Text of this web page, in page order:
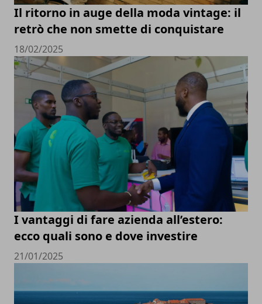
Il ritorno in auge della moda vintage: il
retrò che non smette di conquistare
18/02/2025
I vantaggi di fare azienda all’estero:
ecco quali sono e dove investire
21/01/2025